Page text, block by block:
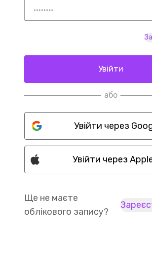
Увійти
або
Увійти через
Увійти через
Ще не маєте
облікового запису?